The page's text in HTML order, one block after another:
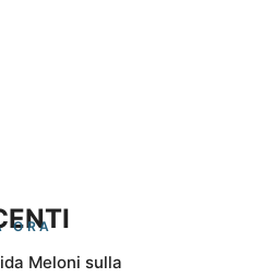
ORA
Meloni sulla